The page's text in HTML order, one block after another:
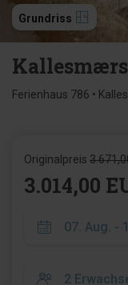
Grundriss
Ferienhaus 786 •
Originalpreis
3.014,00